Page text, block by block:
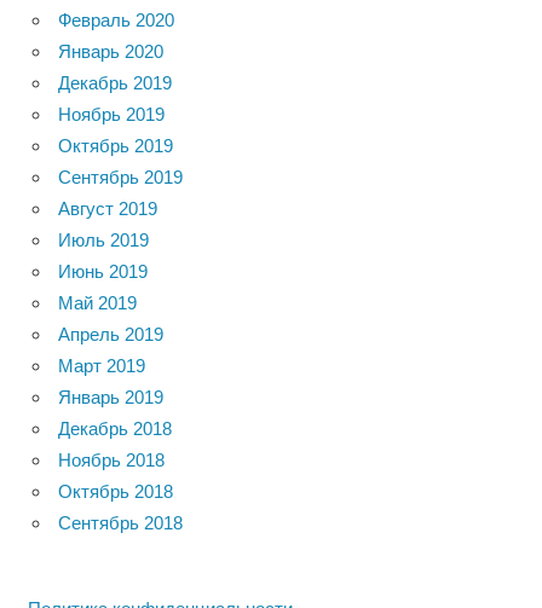
Февраль 2020
Январь 2020
Декабрь 2019
Ноябрь 2019
Октябрь 2019
Сентябрь 2019
Август 2019
Июль 2019
Июнь 2019
Май 2019
Апрель 2019
Март 2019
Январь 2019
Декабрь 2018
Ноябрь 2018
Октябрь 2018
Сентябрь 2018